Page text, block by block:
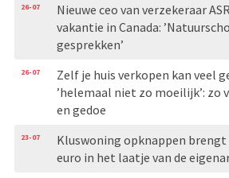
26-07
Nieuwe ceo van verzekeraar
vakantie in Canada:
gesprekken’
26-07
Zelf je huis verkopen kan veel
’helemaal niet zo moeilijk’: zo
en gedoe
23-07
Kluswoning opknappen brengt
euro in het laatje van de